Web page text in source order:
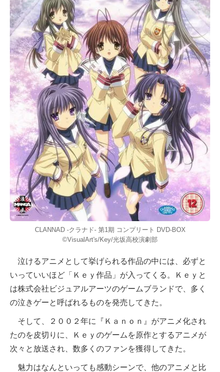
CLANNAD -クラナド- 第1期 コンプリート DVD-BOX
©VisualArt's/Key/光坂高校演劇部
泣けるアニメとして挙げられる作品の中には、必ずと
いっていいほど「Ｋｅｙ作品」が入ってくる。Ｋｅｙと
は株式会社ビジュアルアーツのゲームブランドで、多く
の泣きゲーと呼ばれるものを発売してきた。
そして、２００２年に『Ｋａｎｏｎ』がアニメ化され
たのを皮切りに、Ｋｅｙのゲームを原作とするアニメが
次々と放送され、数多くのファンを獲得してきた。
魅力はなんといっても感動シーンで、他のアニメと比